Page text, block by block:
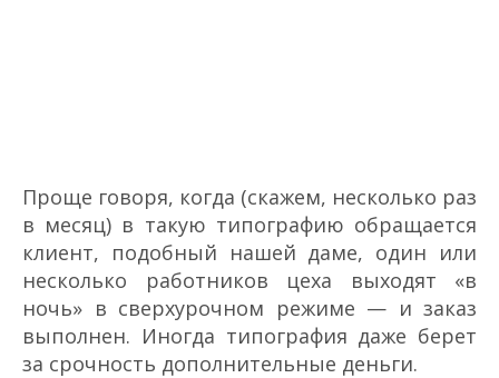
Проще говоря, когда (скажем, несколько раз
в месяц) в такую типографию обращается
клиент, подобный нашей даме, один или
несколько работников цеха выходят «в
ночь» в сверхурочном режиме — и заказ
выполнен. Иногда типография даже берет
за срочность дополнительные деньги.